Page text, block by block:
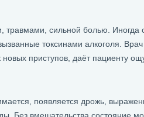
сильной болью. Иногда
токсинами алкоголя.
приступов, даёт пациенту
появляется дрожь,